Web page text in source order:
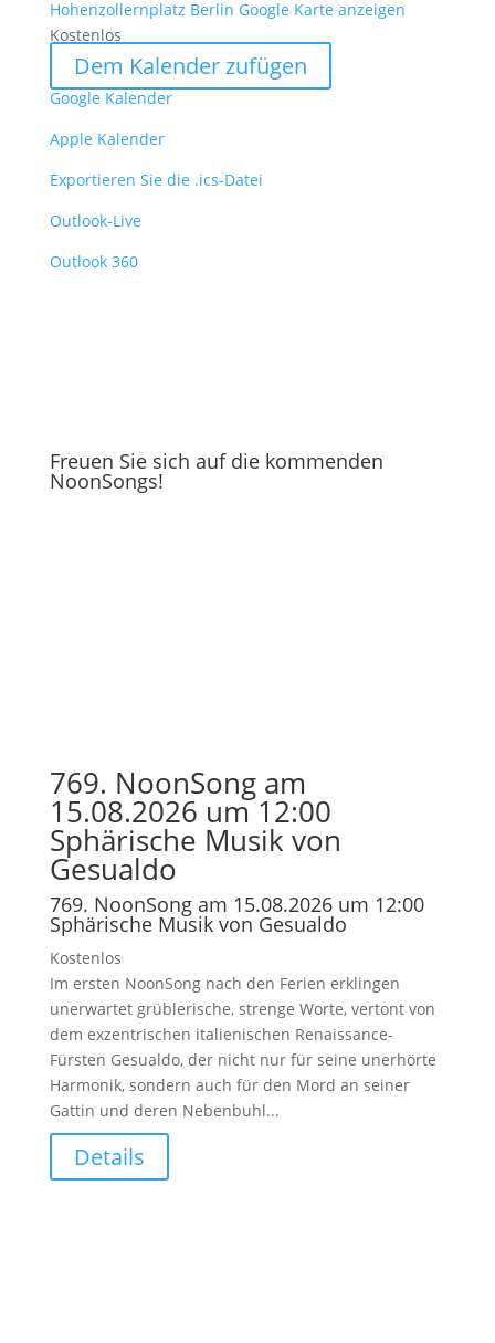
Hohenzollernplatz Berlin Google Karte anzeigen
Kostenlos
Dem Kalender zufügen
Google Kalender
Apple Kalender
Exportieren Sie die .ics-Datei
Outlook-Live
Outlook 360
Freuen Sie sich auf die kommenden
NoonSongs!
769. NoonSong am
15.08.2026 um 12:00
Sphärische Musik von
Gesualdo
769. NoonSong am 15.08.2026 um 12:00
Sphärische Musik von Gesualdo
Kostenlos
Im ersten NoonSong nach den Ferien erklingen
unerwartet grüblerische, strenge Worte, vertont von
dem exzentrischen italienischen Renaissance-
Fürsten Gesualdo, der nicht nur für seine unerhörte
Harmonik, sondern auch für den Mord an seiner
Gattin und deren Nebenbuhl...
Details